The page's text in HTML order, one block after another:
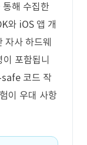
해 수집한
와 iOS 앱 개
사 하드웨
포함됩니
코드 작
이 우대 사항